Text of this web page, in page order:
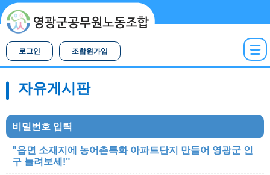
로그인 조합원가입
자유게시판
비밀번호 입력
"읍면 소재지에 농어촌특화 아파트단지 만들어 영광군 인
구 늘려보세!"